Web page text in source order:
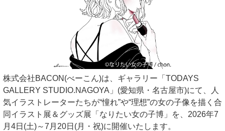
株式会社BACON(べーこん)は、ギャラリー「TODAYS
GALLERY STUDIO.NAGOYA」(愛知県・名古屋市)にて、人
気イラストレーターたちが“憧れ”や“理想”の女の子像を描く合
同イラスト展＆グッズ展「なりたい女の子博」を、2026年7
月4日(土)～7月20日(月・祝)に開催いたします。